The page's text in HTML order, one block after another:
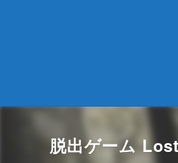
脱出ゲーム